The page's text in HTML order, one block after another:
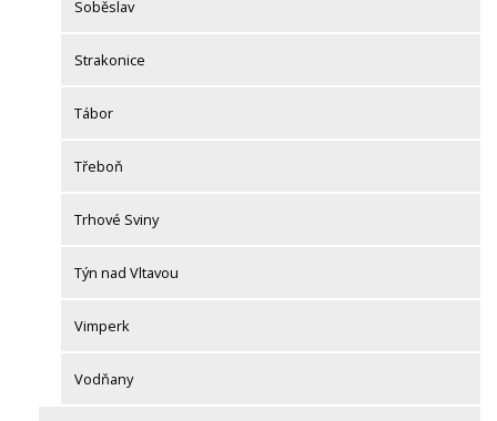
Soběslav
Strakonice
Tábor
Třeboň
Trhové Sviny
Týn nad Vltavou
Vimperk
Vodňany